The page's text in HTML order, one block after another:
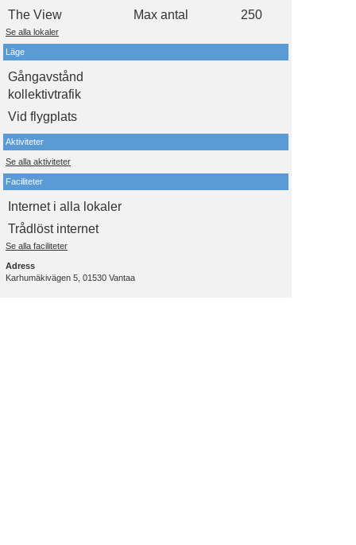
The View
Max antal 250
Se alla lokaler
Läge
Gångavstånd
kollektivtrafik
Vid flygplats
Aktiviteter
Se alla aktiviteter
Faciliteter
Internet i alla lokaler
Trådlöst internet
Se alla faciliteter
Adress
Karhumäkivägen 5, 01530 Vantaa